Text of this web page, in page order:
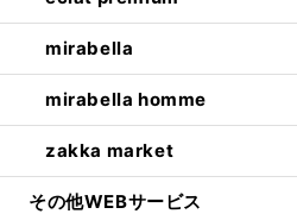
mirabella
mirabella homme
zakka market
その他WEBサービス